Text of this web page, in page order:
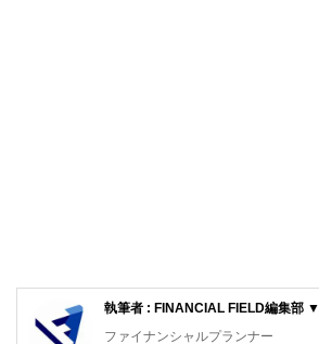
執筆者 : FINANCIAL FIELD編集部 ▼
ファイナンシャルプランナー